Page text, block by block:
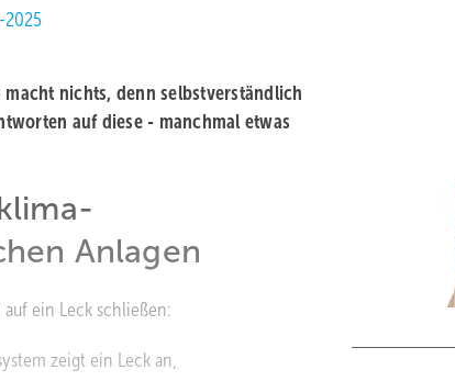
2025
macht nichts, denn selbstverständlich
auf diese - manchmal etwas
Anlagen
ein Leck schließen:
zeigt ein Leck an,